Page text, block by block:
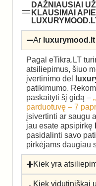
DAŽNIAUSIAI
KLAUSIMAI APIE
Ar luxurymood.lt
Pagal eTikra.LT
atsiliepimus, šiuo
įvertinimo dėl
patikimumo.
paskaityti šį gidą –
parduotuvę – 7
įsivertinti ar saugu
jau esate apsipirkę
pasidalinti savo
pirkėjams daugiau
Kiek yra
Kiek vidutiniškai